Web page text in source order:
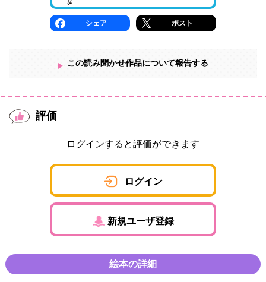
シェア ポスト
この読み聞かせ作品について報告する
評価
ログインすると評価ができます
ログイン
新規ユーザ登録
絵本の詳細